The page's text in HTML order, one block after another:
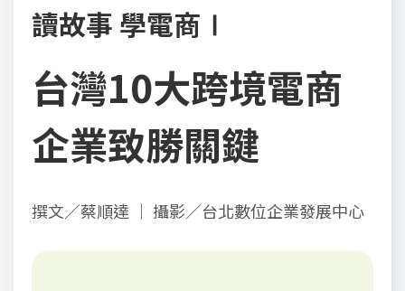
讀故事 學電商Ⅰ
台灣10大跨境電商
企業致勝關鍵
撰文／蔡順達 ｜ 攝影／台北數位企業發展中心